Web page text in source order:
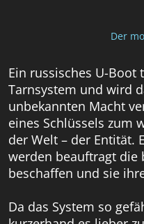
Der
Ein russisches U-Boot
Tarnsystem und wird
unbekannten Macht
eines Schlüssels zum
der Welt – der Entität.
werden beauftragt die
beschaffen und sie
Da das System so